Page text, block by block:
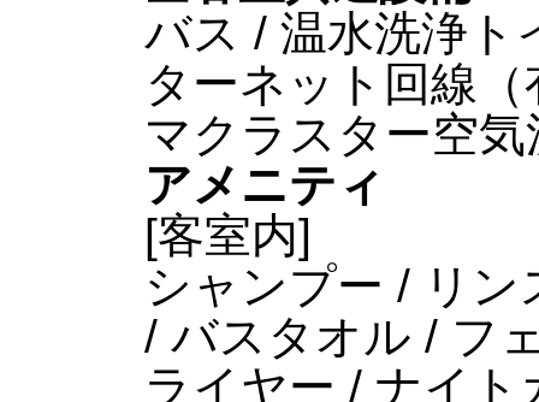
バス / 温水洗浄ト
ターネット回線
マクラスター空
アメニティ
[客室内]
シャンプー / リ
/ バスタオル / フ
ライヤー / ナイ